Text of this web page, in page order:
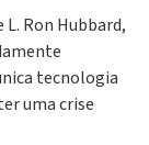
Ron Hubbard,
tecnologia
uma crise